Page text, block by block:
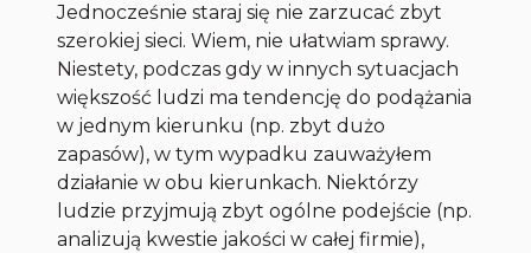
Jednocześnie staraj się nie zarzucać zbyt
szerokiej sieci. Wiem, nie ułatwiam sprawy.
Niestety, podczas gdy w innych sytuacjach
większość ludzi ma tendencję do podążania
w jednym kierunku (np. zbyt dużo
zapasów), w tym wypadku zauważyłem
działanie w obu kierunkach. Niektórzy
ludzie przyjmują zbyt ogólne podejście (np.
analizują kwestie jakości w całej firmie),